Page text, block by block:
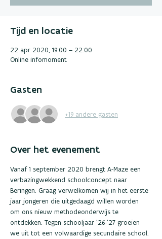
Tijd en locatie
22 apr 2020, 19:00 – 22:00
Online infomoment
Gasten
+19 andere gasten
Over het evenement
Vanaf 1 september 2020 brengt A-Maze een
verbazingwekkend schoolconcept naar
Beringen. Graag verwelkomen wij in het eerste
jaar jongeren die uitgedaagd willen worden
om ons nieuw methodeonderwijs te
ontdekken. Tegen schooljaar ’26-’27 groeien
we uit tot een volwaardige secundaire school.